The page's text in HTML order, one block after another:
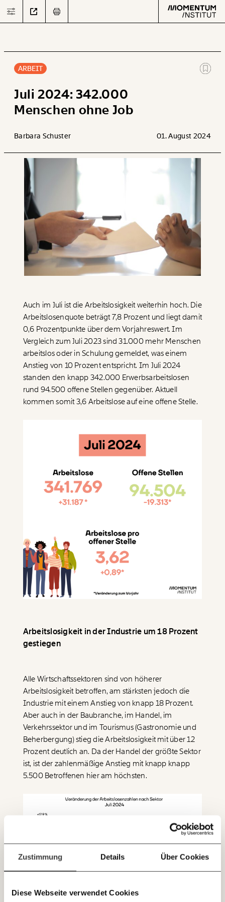
Zustimmung Details Über Cookies
Diese Webseite verwendet Cookies
Arbeit
Verteilung
Datensätze
Paper der Woche
Projekte
Kürzungslandkarte
Erbschaftssteuer-Rechner
Koalitions-Kompass
Care-Rechner
Befristungs-Monitor
Pflegerechner
Parlagram
Über uns
Team
Jahresberichte
Pressebereich
Jobs & Fellowships
Textsecond
Veränderung
beginnt mit Dir!
Werde Fördermitglied
und wir können gemeinsam
unsere Wirtschaft so gestalten, dass sie für alle
funktioniert. Unsere Recherchen sind für alle frei im
Netz. Unabhängig und werbefrei. Und das wird auch
so bleiben. Kämpf’ mit uns für den Fortschritt und
unterstütze uns mit Deinem Mitgliedsbeitrag.
Hier unsere IBAN: AT34 4300 0498 0007 6017
Fragen und Antworten.
Immer auf dem
mit unseren gratis
E-Mail-Newslettern!
ARBEIT
Juli 2024: 342.000
Menschen ohne Job
Barbara Schuster 01. August 2024
Auch im Juli ist die Arbeitslosigkeit weiterhin hoch. Die
Arbeitslosenquote beträgt 7,8 Prozent und liegt damit
0,6 Prozentpunkte über dem Vorjahreswert. Im
Vergleich zum Juli 2023 sind 31.000 mehr Menschen
arbeitslos oder in Schulung gemeldet, was einem
Anstieg von 10 Prozent entspricht. Im Juli 2024
standen den knapp 342.000 Erwerbsarbeitslosen
rund 94.500 offene Stellen gegenüber. Aktuell
kommen somit 3,6 Arbeitslose auf eine offene Stelle.
Arbeitslosigkeit in der Industrie um 18 Prozent
gestiegen
Alle Wirtschaftssektoren sind von höherer
Arbeitslosigkeit betroffen, am stärksten jedoch die
Industrie mit einem Anstieg von knapp 18 Prozent.
Aber auch in der Baubranche, im Handel, im
Verkehrssektor und im Tourismus (Gastronomie und
Beherbergung) stieg die Arbeitslosigkeit mit über 12
Prozent deutlich an. Da der Handel der größte Sektor
ist, ist der zahlenmäßige Anstieg mit knapp knapp
5.500 Betroffenen hier am höchsten.